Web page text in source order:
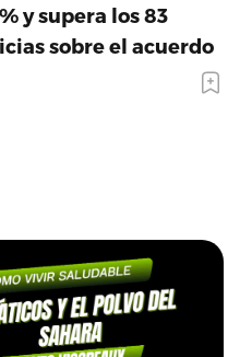
y supera los 83
sobre el acuerdo